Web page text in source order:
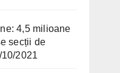
4,5 milioane
secții de
10/2021